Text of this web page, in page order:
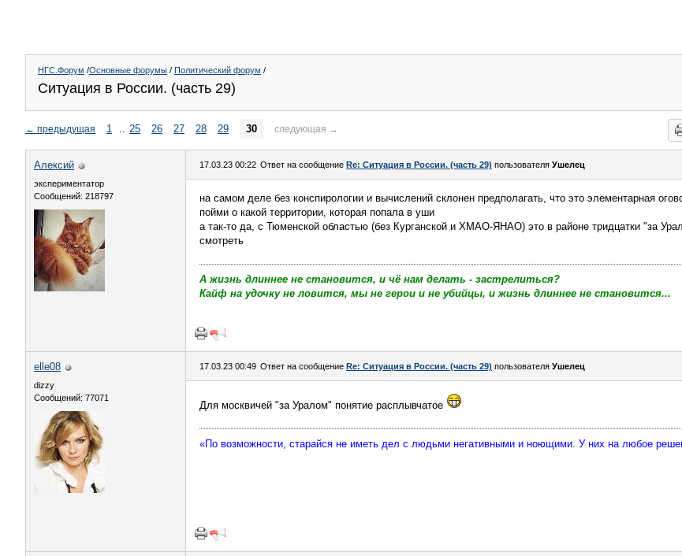
НГС.Форум /Основные форумы / Политический форум /
Ситуация в России. (часть 29)
← предыдущая 1 .. 25 26 27 28 29 30 следующая →
Алексий
экспериментатор
Сообщений: 218797
17.03.23 00:22 Ответ на сообщение Re: Ситуация в России. (часть 29) пользователя Ушелец
на самом деле без конспирологии и вычислений склонен предполагать, что это элементарная
пойми о какой территории, которая попала в уши
а так-то да, с Тюменской областью (без Курганской и ХМАО-ЯНАО) это в районе тридцатки "за
смотреть
А жизнь длиннее не становится, и чё нам делать - застрелиться?
Кайф на удочку не ловится, мы не герои и не убийцы, и жизнь длиннее не становится...
elle08
dizzy
Сообщений: 77071
17.03.23 00:49 Ответ на сообщение Re: Ситуация в России. (часть 29) пользователя Ушелец
Для москвичей "за Уралом" понятие расплывчатое
«По возможности, старайся не иметь дел с людьми негативными и ноющими. У них на любое